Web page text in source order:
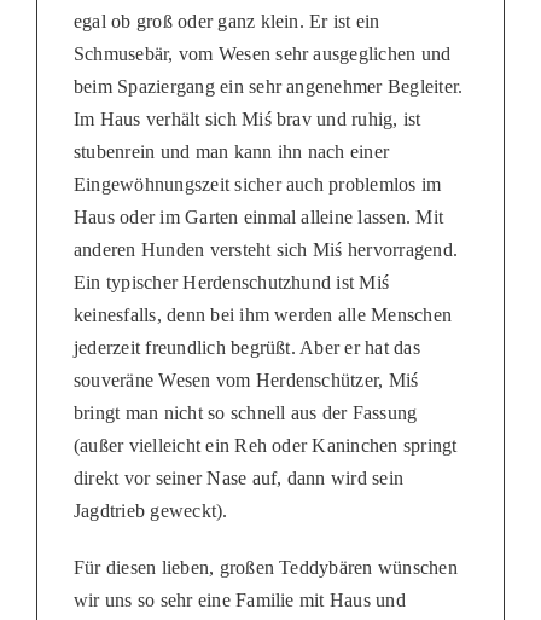
egal ob groß oder ganz klein. Er ist ein
Schmusebär, vom Wesen sehr ausgeglichen und
beim Spaziergang ein sehr angenehmer Begleiter.
Im Haus verhält sich Miś brav und ruhig, ist
stubenrein und man kann ihn nach einer
Eingewöhnungszeit sicher auch problemlos im
Haus oder im Garten einmal alleine lassen. Mit
anderen Hunden versteht sich Miś hervorragend.
Ein typischer Herdenschutzhund ist Miś
keinesfalls, denn bei ihm werden alle Menschen
jederzeit freundlich begrüßt. Aber er hat das
souveräne Wesen vom Herdenschützer, Miś
bringt man nicht so schnell aus der Fassung
(außer vielleicht ein Reh oder Kaninchen springt
direkt vor seiner Nase auf, dann wird sein
Jagdtrieb geweckt).
Für diesen lieben, großen Teddybären wünschen
wir uns so sehr eine Familie mit Haus und